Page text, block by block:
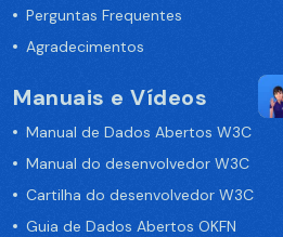
Perguntas Frequentes
Agradecimentos
Manuais e Vídeos
Manual de Dados Abertos W3C
Manual do desenvolvedor W3C
Cartilha do desenvolvedor W3C
Guia de Dados Abertos OKFN